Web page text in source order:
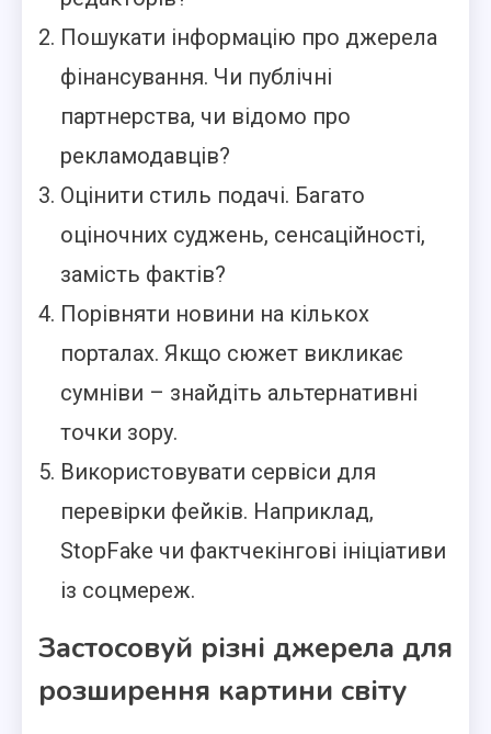
Пошукати інформацію про джерела
фінансування. Чи публічні
партнерства, чи відомо про
рекламодавців?
Оцінити стиль подачі. Багато
оціночних суджень, сенсаційності,
замість фактів?
Порівняти новини на кількох
порталах. Якщо сюжет викликає
сумніви – знайдіть альтернативні
точки зору.
Використовувати сервіси для
перевірки фейків. Наприклад,
StopFake чи фактчекінгові ініціативи
із соцмереж.
Застосовуй різні джерела для
розширення картини світу